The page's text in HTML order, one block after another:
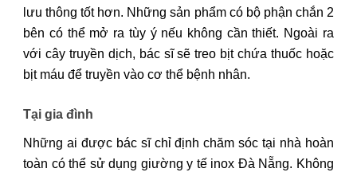
lưu thông tốt hơn. Những sản phẩm có bộ phận chắn 2
bên có thể mở ra tùy ý nếu không cần thiết. Ngoài ra
với cây truyền dịch, bác sĩ sẽ treo bịt chứa thuốc hoặc
bịt máu để truyền vào cơ thể bệnh nhân.
Tại gia đình
Những ai được bác sĩ chỉ định chăm sóc tại nhà hoàn
toàn có thể sử dụng giường y tế inox Đà Nẵng. Không